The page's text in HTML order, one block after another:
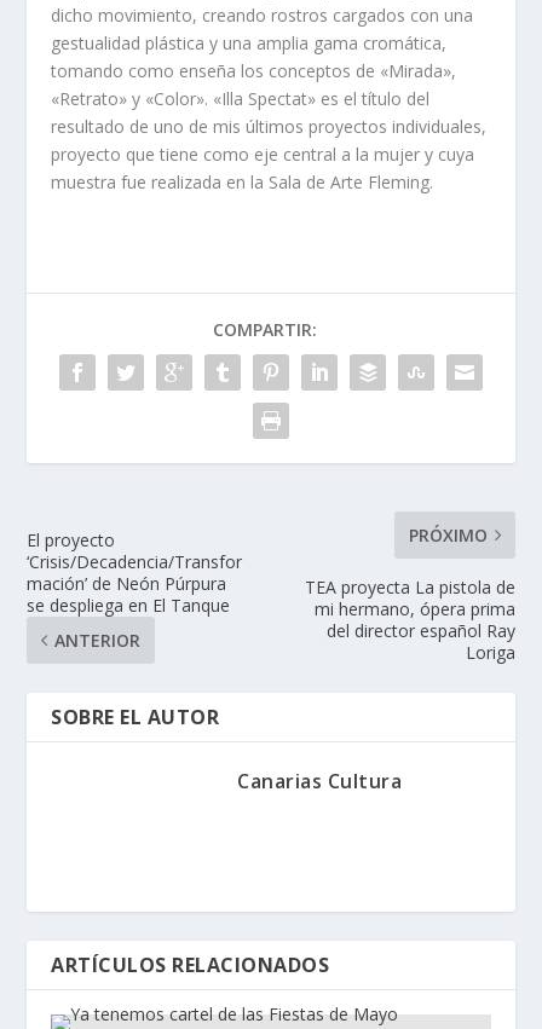
dicho movimiento, creando rostros cargados con una
gestualidad plástica y una amplia gama cromática,
tomando como enseña los conceptos de «Mirada»,
«Retrato» y «Color». «Illa Spectat» es el título del
resultado de uno de mis últimos proyectos individuales,
proyecto que tiene como eje central a la mujer y cuya
muestra fue realizada en la Sala de Arte Fleming.
COMPARTIR:
El proyecto
‘Crisis/Decadencia/Transfor
mación’ de Neón Púrpura
se despliega en El Tanque
ANTERIOR
PRÓXIMO
TEA proyecta La pistola de
mi hermano, ópera prima
del director español Ray
Loriga
SOBRE EL AUTOR
Canarias Cultura
ARTÍCULOS RELACIONADOS